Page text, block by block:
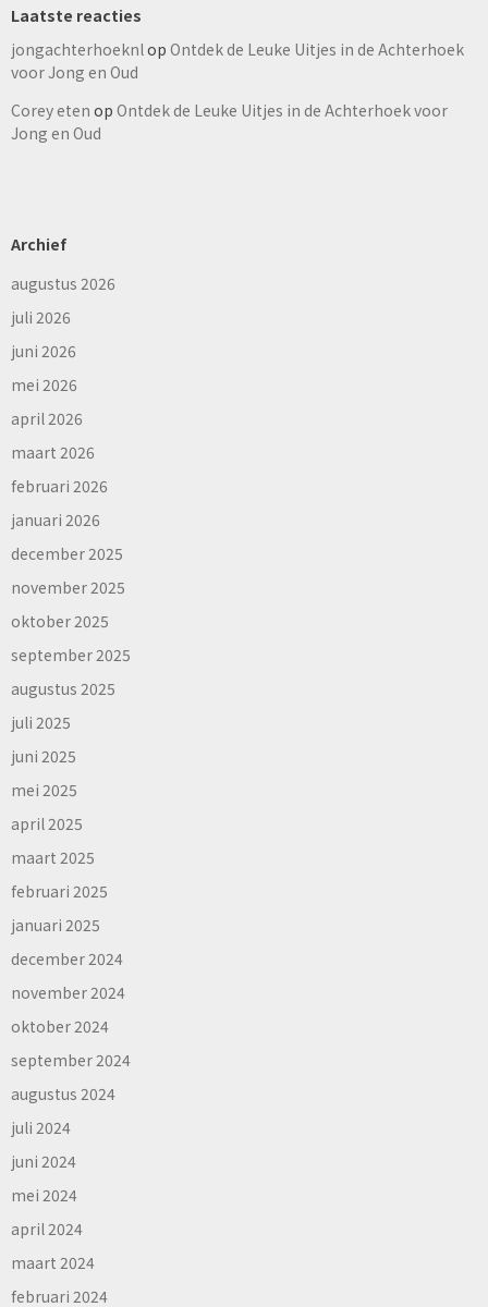
Laatste reacties
jongachterhoeknlop Ontdek de Leuke Uitjes in de Achterhoek
voor Jong en Oud
Corey eten op Ontdek de Leuke Uitjes in de Achterhoek voor
Jong en Oud
Archief
augustus 2026
juli 2026
juni 2026
mei 2026
april 2026
maart 2026
februari 2026
januari 2026
december 2025
november 2025
oktober 2025
september 2025
augustus 2025
juli 2025
juni 2025
mei 2025
april 2025
maart 2025
februari 2025
januari 2025
december 2024
november 2024
oktober 2024
september 2024
augustus 2024
juli 2024
juni 2024
mei 2024
april 2024
maart 2024
februari 2024